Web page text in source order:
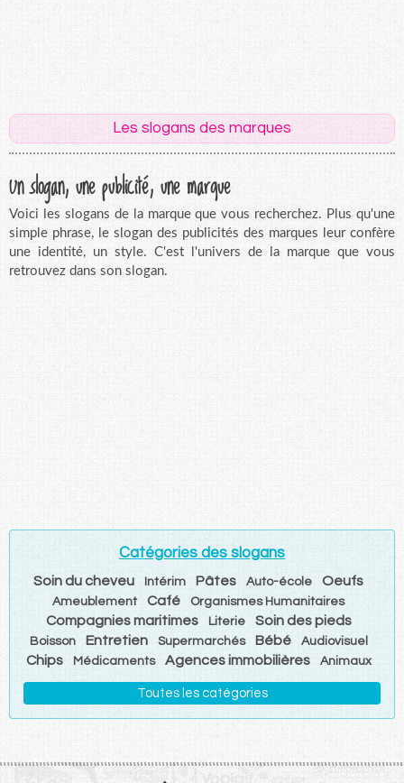
Les slogans des marques
Un slogan, une publicité, une marque
Voici les slogans de la marque que vous recherchez. Plus qu'une
simple phrase, le slogan des publicités des marques leur confère
une identité, un style. C'est l'univers de la marque que vous
retrouvez dans son slogan.
Catégories des slogans
Soin du cheveu Intérim Pâtes Auto-école Oeufs
Ameublement Café Organismes Humanitaires
Compagnies maritimes Literie Soin des pieds
Boisson Entretien Supermarchés Bébé Audiovisuel
Chips Médicaments Agences immobilières Animaux
Toutes les catégories